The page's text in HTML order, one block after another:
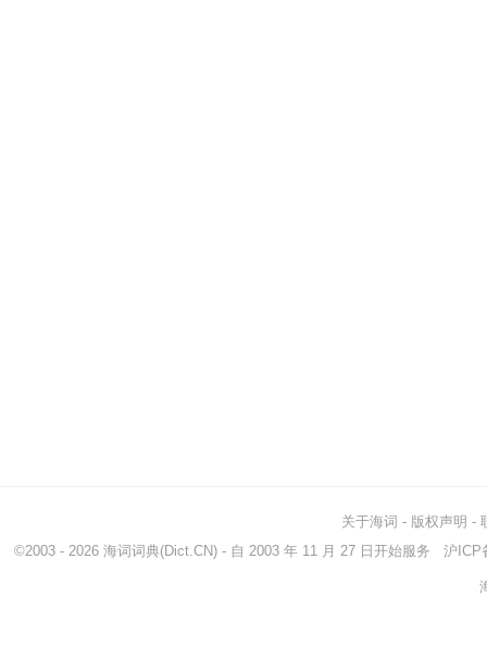
关于海词 - 版权声明 -
©2003 - 2026 海词词典(Dict.CN) - 自 2003 年 11 月 27 日开始服务 沪ICP